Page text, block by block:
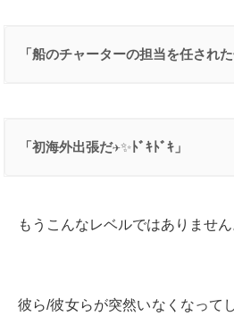
「船のチャーターの担当を任され
「初海外出張だ✈️✨ ﾄﾞｷﾄﾞｷ」
もうこんなレベルではありません
彼ら/彼女らが突然いなくなって